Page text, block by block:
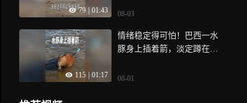
79 01:43 08-03
115 01:17
情绪稳定得可怕！巴西一水
豚身上插着箭，淡定蹲在水
08-01